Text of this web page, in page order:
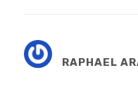
RAPHAEL